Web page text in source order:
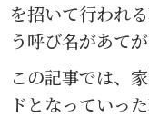
を招いて行われ
う呼び名があて
この記事では、
ドとなっていっ